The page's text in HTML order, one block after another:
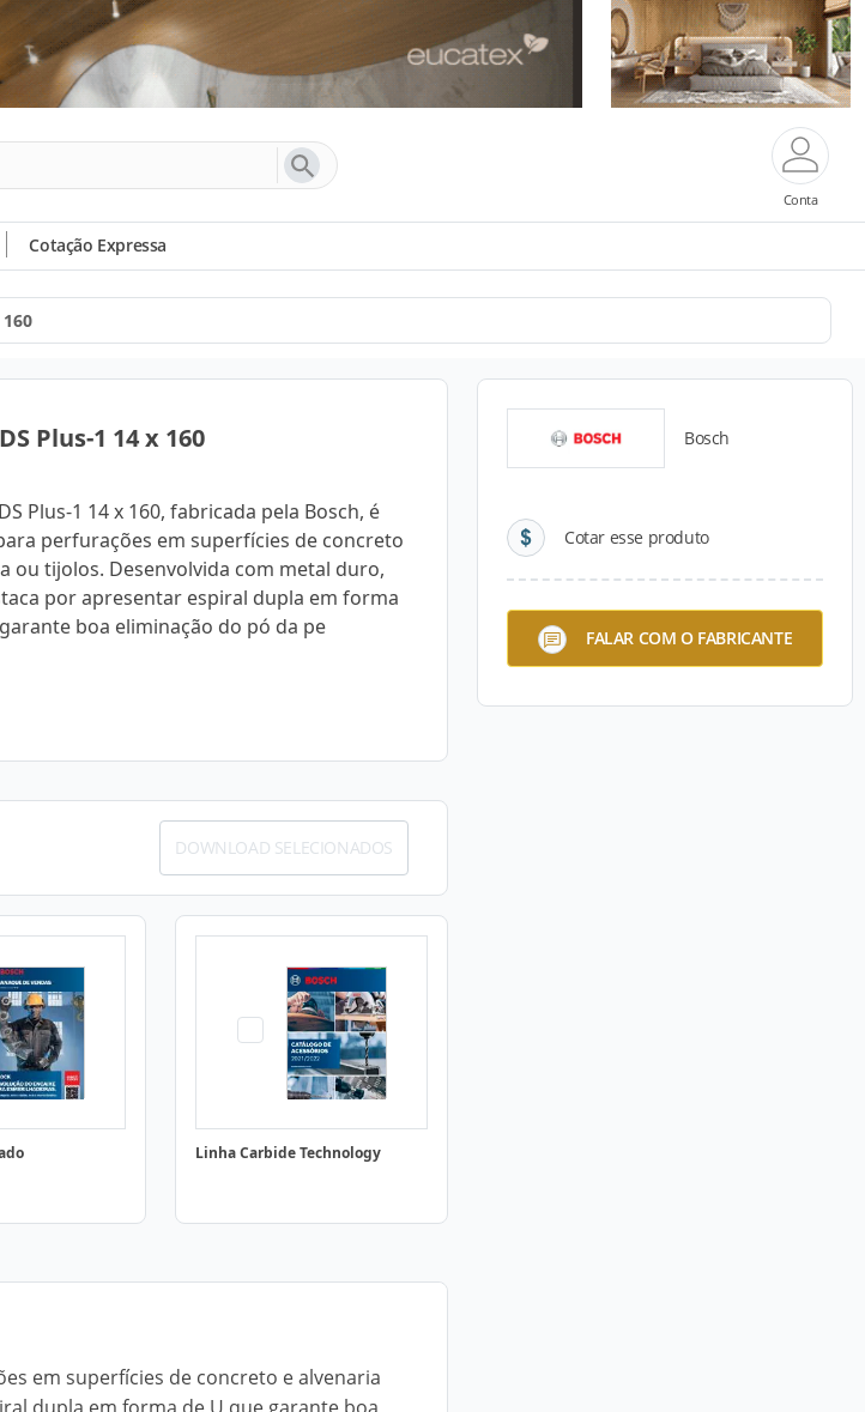
Conta
Cotação Expressa
Plus-1 14 x 160
Plus-1 14 x 160, fabricada pela Bosch, é
perfurações em superfícies de concreto
ou tijolos. Desenvolvida com metal duro,
por apresentar espiral dupla em forma
boa eliminação do pó da pe
Bosch
Cotar esse produto
FALAR COM O FABRICANTE
DOWNLOAD SELECIONADOS
Linha Carbide Technology
em superfícies de concreto e alvenaria